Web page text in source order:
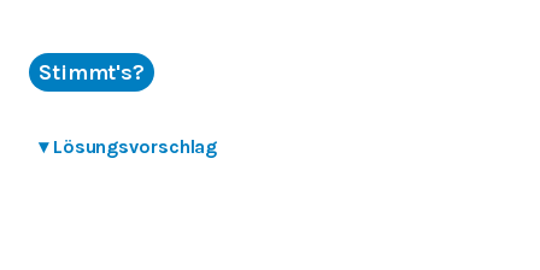
Stimmt's?
▾ Lösungsvorschlag